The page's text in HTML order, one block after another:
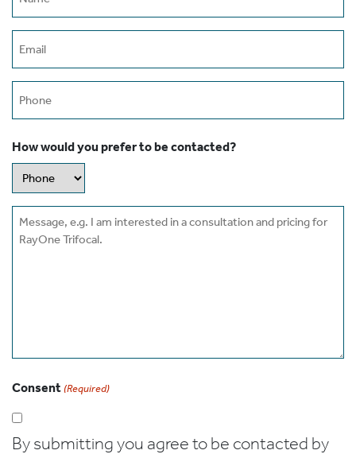
How would you prefer to be contacted?
Message
Consent (Required)
By submitting you agree to be contacted by